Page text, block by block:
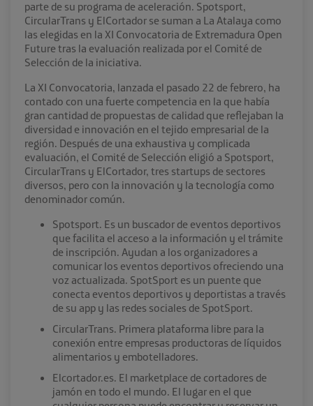
parte de su programa de aceleración. Spotsport,
CircularTrans y ElCortador se suman a La Atalaya como
las elegidas en la XI Convocatoria de Extremadura Open
Future tras la evaluación realizada por el Comité de
Selección de la iniciativa.
La XI Convocatoria, lanzada el pasado 22 de febrero, ha
contado con una fuerte competencia en la que había
gran cantidad de propuestas de calidad que reflejaban la
diversidad e innovación en el tejido empresarial de la
región. Después de una exhaustiva y complicada
evaluación, el Comité de Selección eligió a Spotsport,
CircularTrans y ElCortador, tres startups de sectores
diversos, pero con la innovación y la tecnología como
denominador común.
Spotsport. Es un buscador de eventos deportivos
que facilita el acceso a la información y el trámite
de inscripción. Ayudan a los organizadores a
comunicar los eventos deportivos ofreciendo una
voz actualizada. SpotSport es un puente que
conecta eventos deportivos y deportistas a través
de su app y las redes sociales de SpotSport.
CircularTrans. Primera plataforma libre para la
conexión entre empresas productoras de líquidos
alimentarios y embotelladores.
Elcortador.es. El marketplace de cortadores de
jamón en todo el mundo. El lugar en el que